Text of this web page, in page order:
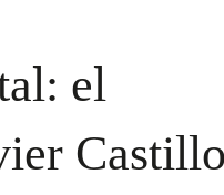
el
Castillo